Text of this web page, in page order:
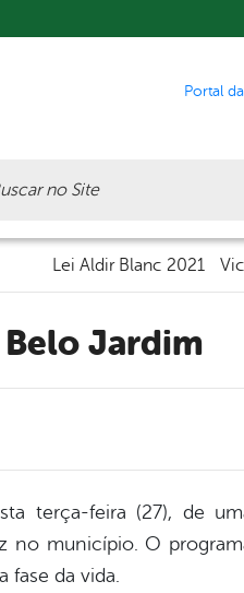
Portal
Lei Aldir Blanc 2021
Belo Jardim
terça-feira (27), de
no município. O
fase da vida.